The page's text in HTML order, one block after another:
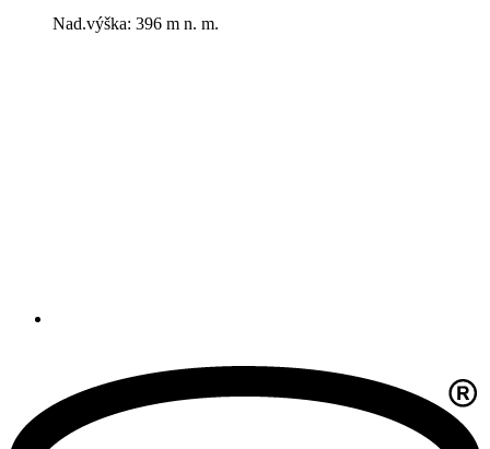
Nad.výška: 396 m n. m.